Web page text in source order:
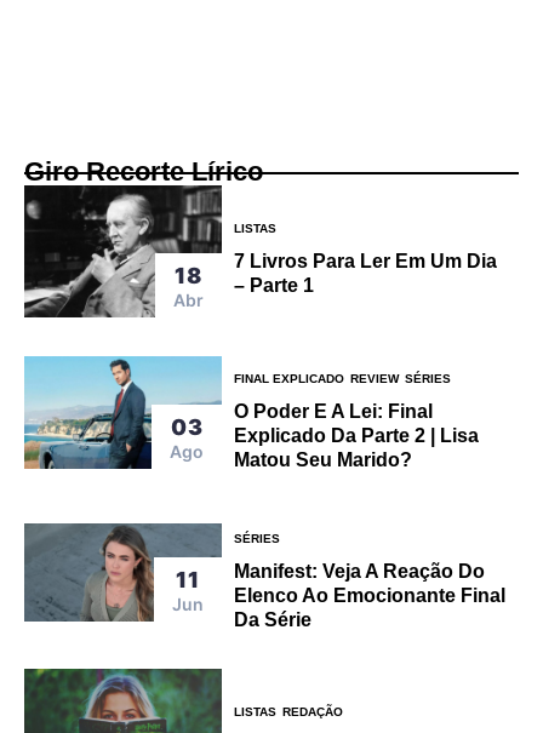
Giro Recorte Lírico
18
Abr
LISTAS
7 Livros Para Ler Em Um Dia
– Parte 1
03
Ago
FINAL EXPLICADO REVIEW SÉRIES
O Poder E A Lei: Final
Explicado Da Parte 2 | Lisa
Matou Seu Marido?
11
Jun
SÉRIES
Manifest: Veja A Reação Do
Elenco Ao Emocionante Final
Da Série
LISTAS REDAÇÃO